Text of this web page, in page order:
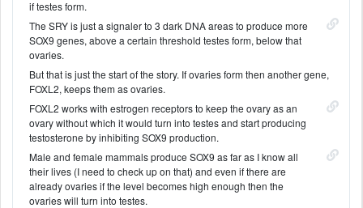
if testes form.
The SRY is just a signaler to 3 dark DNA areas to produce more
SOX9 genes, above a certain threshold testes form, below that
ovaries.
But that is just the start of the story. If ovaries form then another gene,
FOXL2, keeps them as ovaries.
FOXL2 works with estrogen receptors to keep the ovary as an
ovary without which it would turn into testes and start producing
testosterone by inhibiting SOX9 production.
Male and female mammals produce SOX9 as far as I know all
their lives (I need to check up on that) and even if there are
already ovaries if the level becomes high enough then the
ovaries will turn into testes.